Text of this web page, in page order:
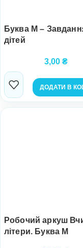
Буква М –
дітей
3,00 ₴
ДОДАТИ В
Робочий аркуш
літери. Буква М